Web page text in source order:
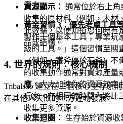
資源顯示： 通常位於右上角
收集的原材料（例如，木材
此數據，以便知道您何時有
品或結構。
4. 世界的規則：核心機制
Tribals.io 建立在三個核心生存原
在其他人失敗的地方蓬勃發展。
收集迴圈： 生存始於資源收
意力。
黃金習慣 3：優先考慮工具
製作十個基本工具；專業玩
級的工具。」這個習慣至關
（例如，鐵斧優於石斧）不
的收集動作通常對資源產量
應，大大加速你的資源效率
玩家，在相同的時間內將比
收集更多資源。